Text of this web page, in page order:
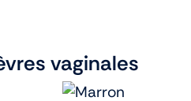
vaginales